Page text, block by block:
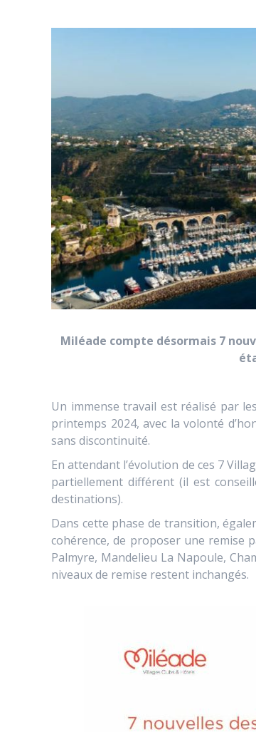
Miléade compte désormais 7
Un immense travail est réalisé par
printemps 2024, avec la volonté
sans discontinuité.
En attendant l’évolution de ces 7
partiellement différent (il est
destinations).
Dans cette phase de transition,
cohérence, de proposer une remise
Palmyre, Mandelieu La Napoule,
niveaux de remise restent inchangés.